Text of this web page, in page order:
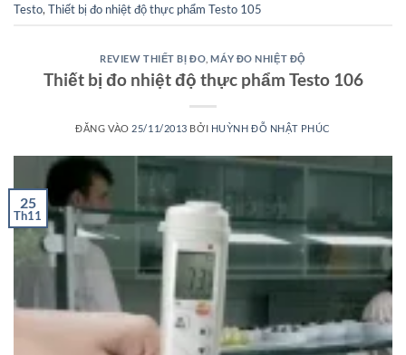
Testo, Thiết bị đo nhiệt độ thực phẩm Testo 105
REVIEW THIẾT BỊ ĐO ,MÁY ĐO NHIỆT ĐỘ
Thiết bị đo nhiệt độ thực phẩm Testo 106
ĐĂNG VÀO 25/11/2013 BỞI HUỲNH ĐỖ NHẬT PHÚC
25
Th11